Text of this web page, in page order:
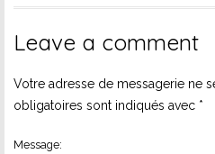
Leave a comment
Votre adresse de messagerie ne
obligatoires sont indiqués avec *
Message: